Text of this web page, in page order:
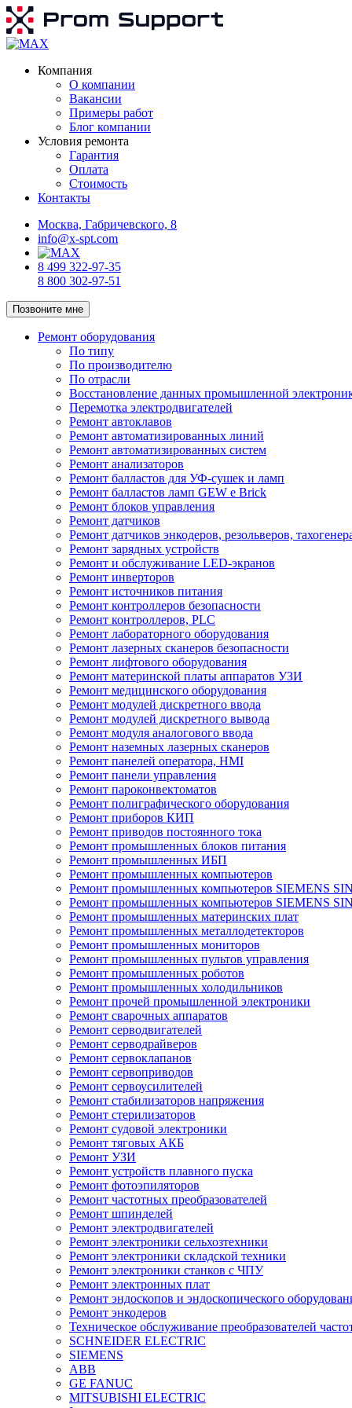
Компания
О компании
Вакансии
Примеры работ
Блог компании
Условия ремонта
Гарантия
Оплата
Стоимость
Контакты
Москва, Габричевского, 8
info@x-spt.com
8 499 322-97-35
8 800 302-97-51
Позвоните мне
Ремонт оборудования
По типу
По производителю
По отрасли
Восстановление данных промышленной
Перемотка электродвигателей
Ремонт автоклавов
Ремонт автоматизированных линий
Ремонт автоматизированных систем
Ремонт анализаторов
Ремонт балластов для УФ-сушек и ламп
Ремонт балластов ламп GEW e Brick
Ремонт блоков управления
Ремонт датчиков
Ремонт датчиков энкодеров, резольверов,
Ремонт зарядных устройств
Ремонт и обслуживание LED-экранов
Ремонт инверторов
Ремонт источников питания
Ремонт контроллеров безопасности
Ремонт контроллеров, PLC
Ремонт лабораторного оборудования
Ремонт лазерных сканеров безопасности
Ремонт лифтового оборудования
Ремонт материнской платы аппаратов УЗИ
Ремонт медицинского оборудования
Ремонт модулей дискретного ввода
Ремонт модулей дискретного вывода
Ремонт модуля аналогового ввода
Ремонт наземных лазерных сканеров
Ремонт панелей оператора, HMI
Ремонт панели управления
Ремонт пароконвектоматов
Ремонт полиграфического оборудования
Ремонт приборов КИП
Ремонт приводов постоянного тока
Ремонт промышленных блоков питания
Ремонт промышленных ИБП
Ремонт промышленных компьютеров
Ремонт промышленных компьютеров SIEMENS
Ремонт промышленных компьютеров SIEMENS
Ремонт промышленных материнских плат
Ремонт промышленных металлодетекторов
Ремонт промышленных мониторов
Ремонт промышленных пультов управления
Ремонт промышленных роботов
Ремонт промышленных холодильников
Ремонт прочей промышленной электроники
Ремонт сварочных аппаратов
Ремонт серводвигателей
Ремонт серводрайверов
Ремонт сервоклапанов
Ремонт сервоприводов
Ремонт сервоусилителей
Ремонт стабилизаторов напряжения
Ремонт стерилизаторов
Ремонт судовой электроники
Ремонт тяговых АКБ
Ремонт УЗИ
Ремонт устройств плавного пуска
Ремонт фотоэпиляторов
Ремонт частотных преобразователей
Ремонт шпинделей
Ремонт электродвигателей
Ремонт электроники сельхозтехники
Ремонт электроники складской техники
Ремонт электроники станков с ЧПУ
Ремонт электронных плат
Ремонт эндоскопов и эндоскопического
Ремонт энкодеров
Техническое обслуживание преобразователей
SCHNEIDER ELECTRIC
SIEMENS
ABB
GE FANUC
MITSUBISHI ELECTRIC